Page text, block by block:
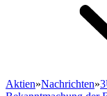
Aktien»Nachrichten»